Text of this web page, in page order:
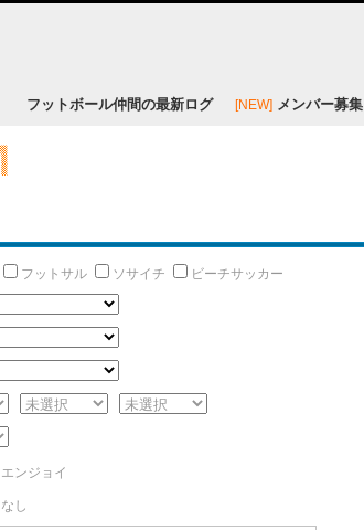
フットボール仲間の最新ログ [NEW] メンバー募集
フットサル ソサイチ ビーチサッカー
エンジョイ
なし